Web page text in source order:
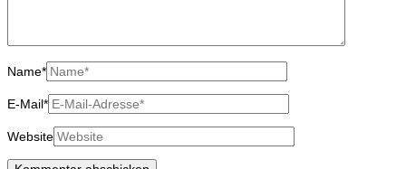
Name*
E-Mail*
Website